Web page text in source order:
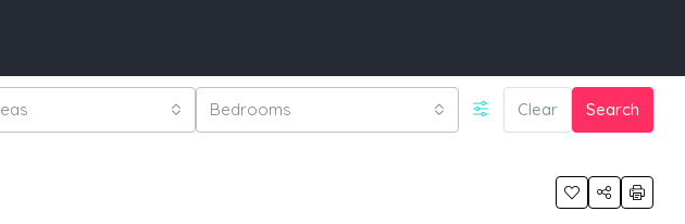
Bedrooms Clear Search